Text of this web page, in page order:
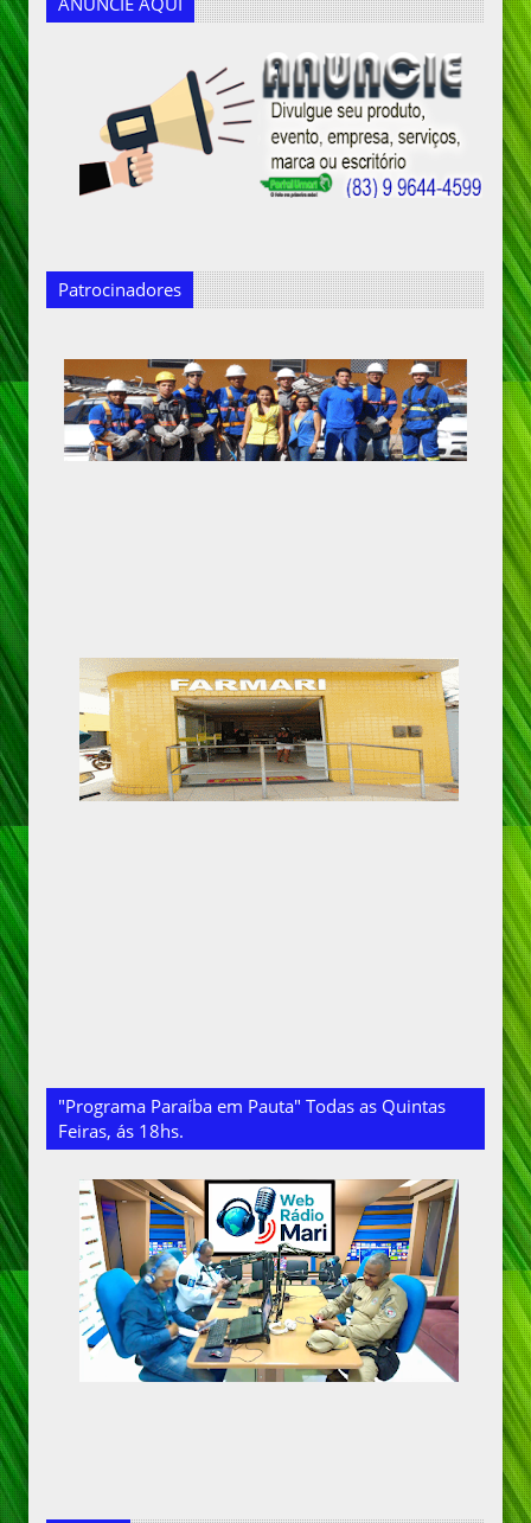
Patrocinadores
"Programa Paraíba em Pauta" Todas as Quintas
Feiras, ás 18hs.